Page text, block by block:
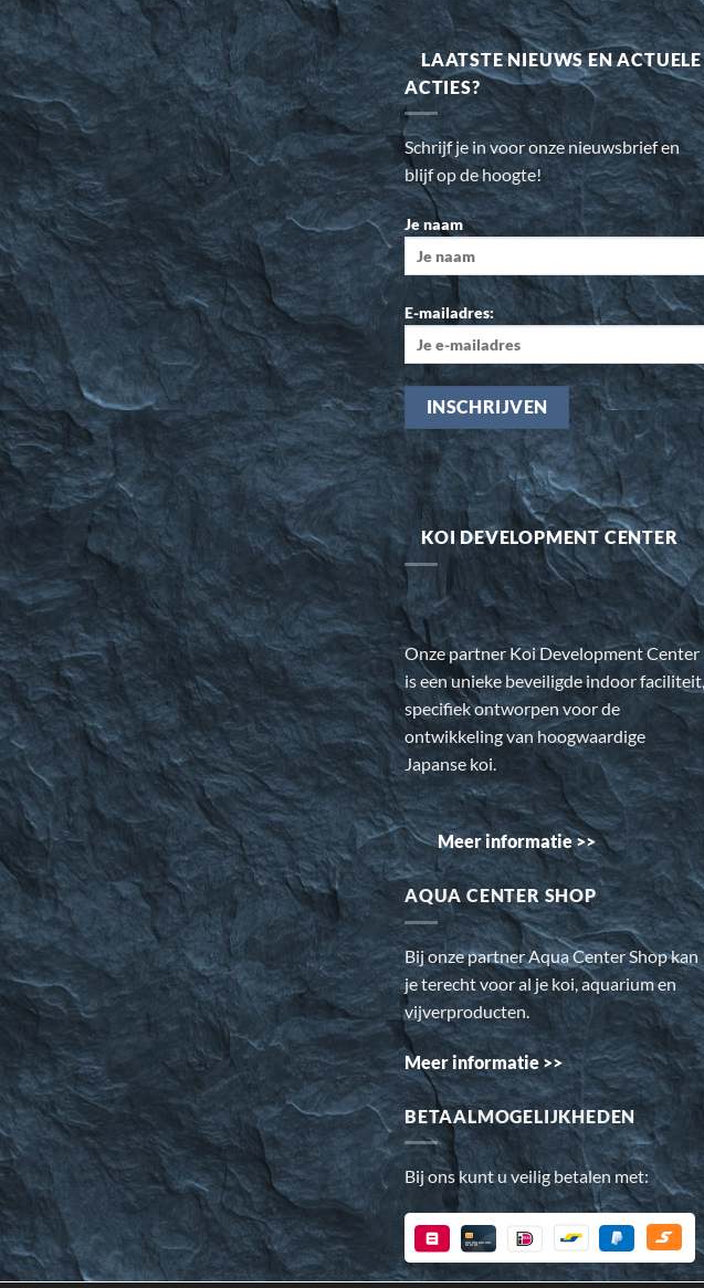
LAATSTE NIEUWS EN ACTUELE
ACTIES?
Schrijf je in voor onze nieuwsbrief en
blijf op de hoogte!
Je naam
E-mailadres:
KOI DEVELOPMENT CENTER
Onze partner Koi Development Center
is een unieke beveiligde indoor faciliteit,
specifiek ontworpen voor de
ontwikkeling van hoogwaardige
Japanse koi.
Meer informatie >>
AQUA CENTER SHOP
Bij onze partner Aqua Center Shop kan
je terecht voor al je koi, aquarium en
vijverproducten.
Meer informatie >>
BETAALMOGELIJKHEDEN
Bij ons kunt u veilig betalen met: